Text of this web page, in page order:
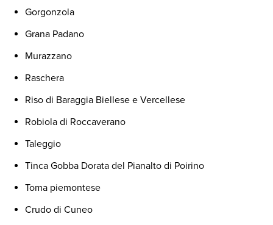
Gorgonzola
Grana Padano
Murazzano
Raschera
Riso di Baraggia Biellese e Vercellese
Robiola di Roccaverano
Taleggio
Tinca Gobba Dorata del Pianalto di Poirino
Toma piemontese
Crudo di Cuneo